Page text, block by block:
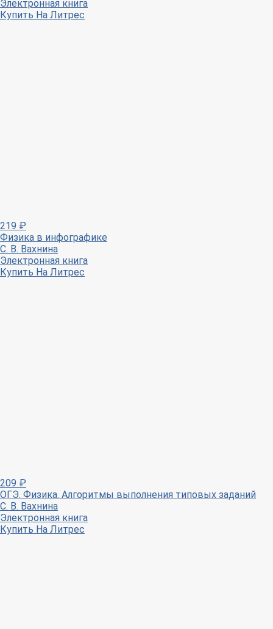
Электронная книга
Купить На Литрес
219 ₽
Физика в инфографике
С. В. Вахнина
Электронная книга
Купить На Литрес
209 ₽
ОГЭ. Физика. Алгоритмы выполнения типовых заданий
С. В. Вахнина
Электронная книга
Купить На Литрес